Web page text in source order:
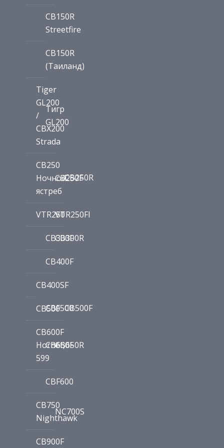
CB150R
Streetfire
CB150R
(Таиланд)
Tiger
GL200
/
CBX200
Strada
Тигр
GL200
CB250
Ночной
ястреб
CB250F
CB250R
VTR250VTR250FI
CB300F
CB300R
CB400F
CB400SF
CB500
CBF500CB500F
CB600F
Hornet,
599
CB650F
CB650R
CBF600
CB750
Nighthawk
NC700S
CB900F